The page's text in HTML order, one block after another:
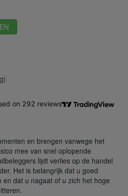
en brengen vanwege het
mee van snel oplopende
lijdt verlies op de handel
Het is belangrijk dat u goed
dat u nagaat of u zich het hoge